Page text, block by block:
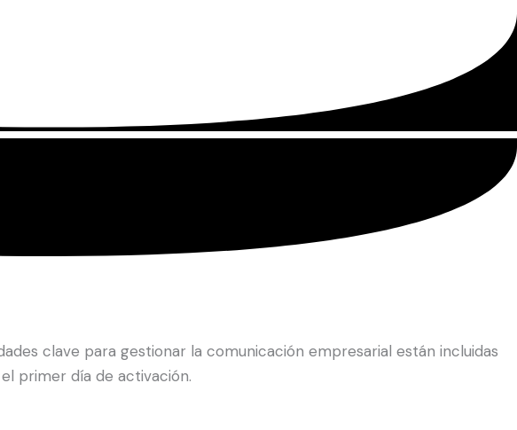
clave para gestionar la comunicación empresarial están incluidas
primer día de activación.